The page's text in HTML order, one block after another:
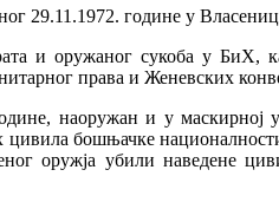
29.11.1972. године у
и оружаног сукоба у
права и Женевских
наоружан и у маскирној
бошњачке
оружја убили наведене